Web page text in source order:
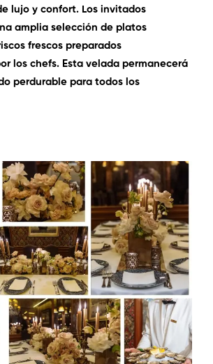
lujo y confort. Los invitados
amplia selección de platos
frescos preparados
los chefs. Esta velada permanecerá
perdurable para todos los